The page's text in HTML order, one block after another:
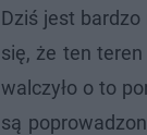
Dziś jest
się, że ten
walczyło o to
są